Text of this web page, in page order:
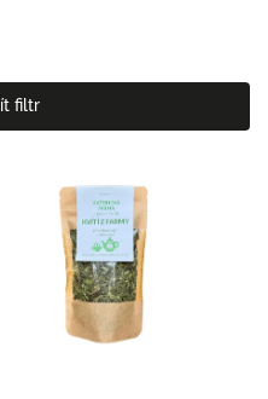
filtr